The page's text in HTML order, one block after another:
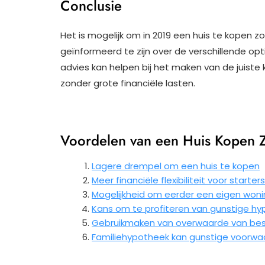
Conclusie
Het is mogelijk om in 2019 een huis te kopen
geïnformeerd te zijn over de verschillende
advies kan helpen bij het maken van de
zonder grote financiële lasten.
Voordelen van een Huis
Lagere drempel om een huis te kopen
Meer financiële flexibiliteit voor
Mogelijkheid om eerder een eigen
Kans om te profiteren van gunstige
Gebruikmaken van overwaarde van
Familiehypotheek kan gunstige